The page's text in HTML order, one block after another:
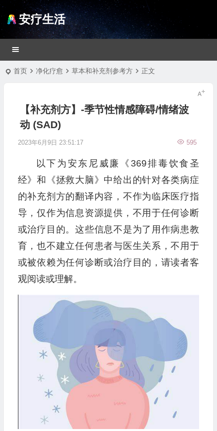
安疗生活
首页 净化疗愈 草本和补充剂参考方 正文
【补充剂方】-季节性情感障碍/情绪波
动 (SAD)
2023年6月9日 23:51:17 595
以下为安东尼威廉《369排毒饮食圣
经》和《拯救大脑》中给出的针对各类病症
的补充剂方的翻译内容，不作为临床医疗指
导，仅作为信息资源提供，不用于任何诊断
或治疗目的。这些信息不是为了用作病患教
育，也不建立任何患者与医生关系，不用于
或被依赖为任何诊断或治疗目的，请读者客
观阅读或理解。